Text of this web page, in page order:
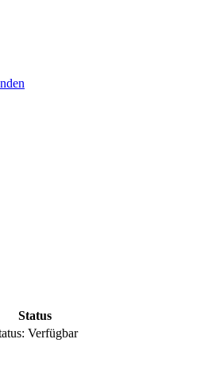
Status
Verfügbar